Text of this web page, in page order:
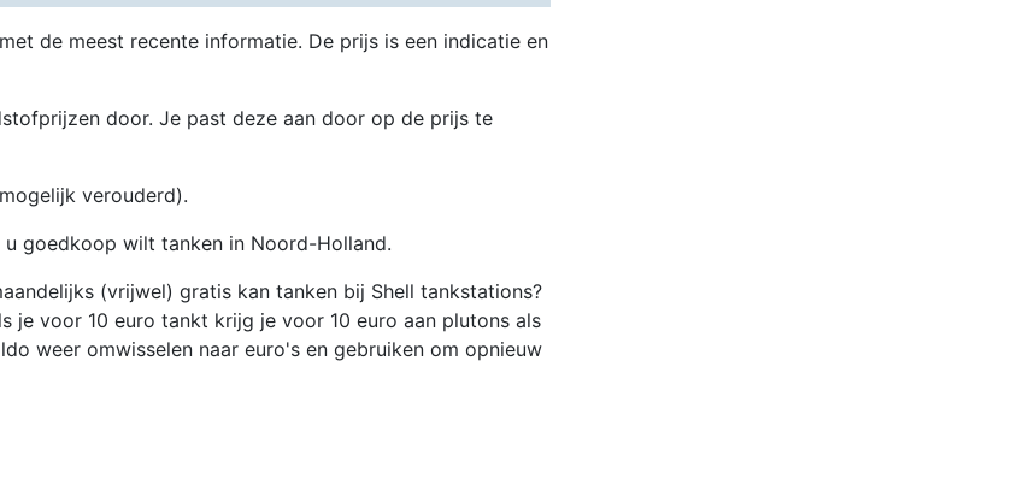
de meest recente informatie. De prijs is een indicatie en
door. Je past deze aan door op de prijs te
verouderd).
goedkoop wilt tanken in Noord-Holland.
(vrijwel) gratis kan tanken bij Shell tankstations?
je voor 10 euro tankt krijg je voor 10 euro aan plutons als
weer omwisselen naar euro's en gebruiken om opnieuw